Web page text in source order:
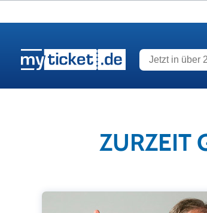
Jetzt in über
ZURZEIT